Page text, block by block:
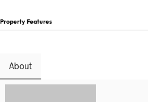
Property Features
About